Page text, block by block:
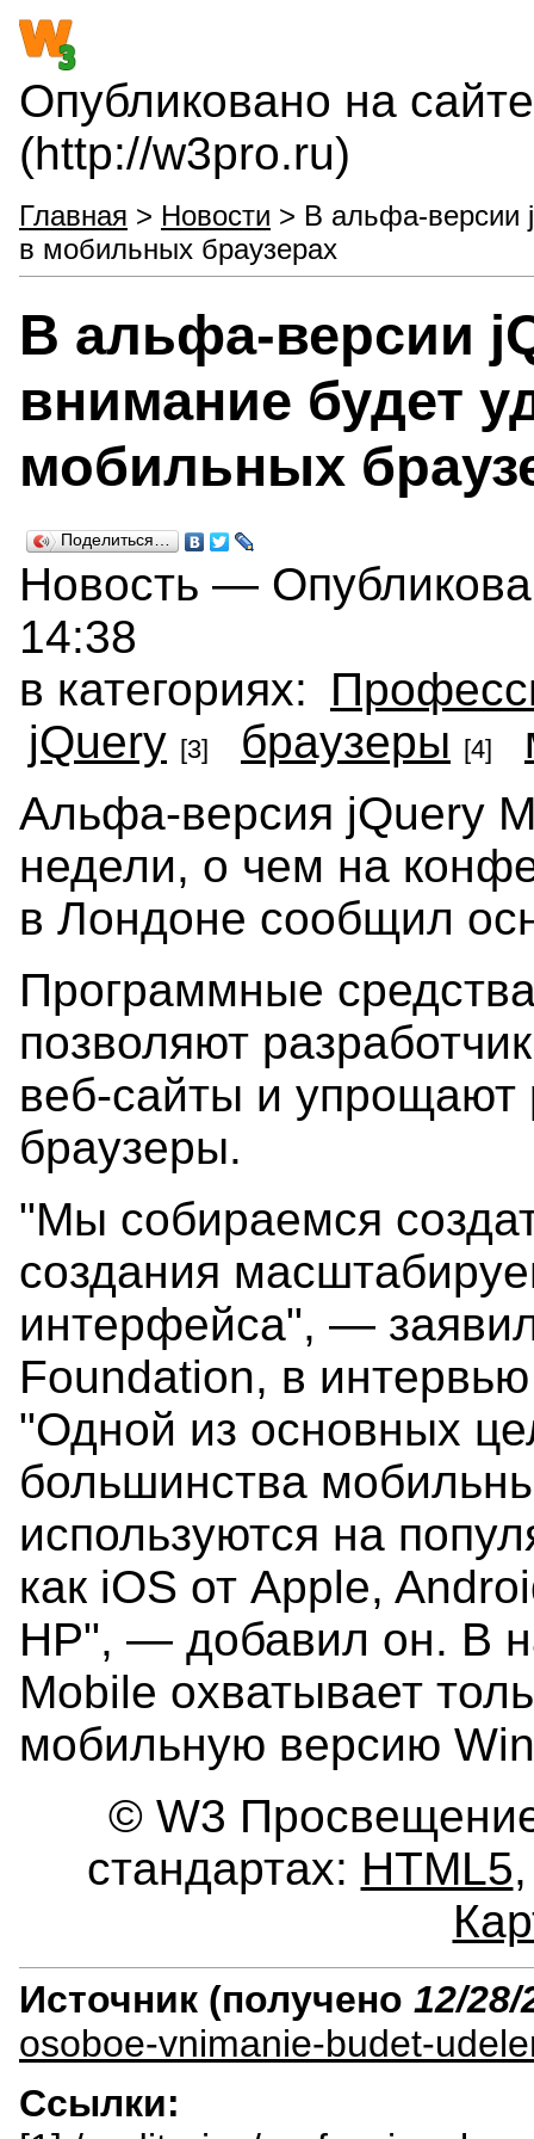
Опубликовано на
(http://w3pro.ru)
Главная > Новости > В альфа-версии
в мобильных браузерах
В альфа-версии
внимание будет
мобильных
Поделиться…
Новость —
14:38
в категориях:
jQuery [3] браузеры [4]
Альфа-версия jQuery
недели, о чем на
в Лондоне сообщил
Программные
позволяют
веб-сайты и упрощают
браузеры.
"Мы собираемся
создания
интерфейса", —
Foundation, в
"Одной из основных
большинства
используются на
как iOS от Apple,
HP", — добавил он. В
Mobile охватывает
мобильную версию
© W3
стандартах: HTML5
Источник (получено 12/28/
osoboe-vnimanie-budet-
Ссылки: